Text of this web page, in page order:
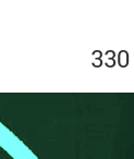
330